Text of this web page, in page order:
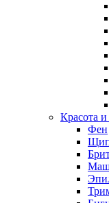
Красота и
Фен